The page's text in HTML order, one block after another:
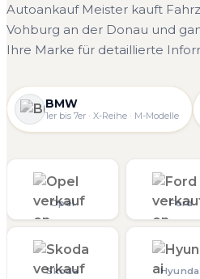
Autoankauf Meister kauft
Vohburg an der Donau und
Ihre Marke für detaillierte
BMW
1er bis 7er · X-Reihe · M-Modelle
Opel Ford
Skoda